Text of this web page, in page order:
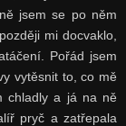
jsem se po něm
mi docvaklo,
Pořád jsem
vytěsnit to, co mě
chladly a já na ně
pryč a zatřepala